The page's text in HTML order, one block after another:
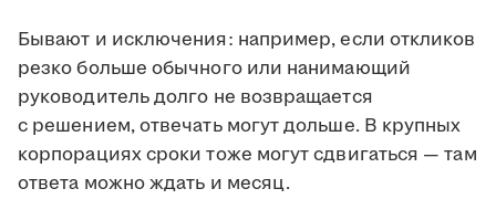
Бывают и исключения: например, если откликов
резко больше обычного или нанимающий
руководитель долго не возвращается
с решением, отвечать могут дольше. В крупных
корпорациях сроки тоже могут сдвигаться — там
ответа можно ждать и месяц.